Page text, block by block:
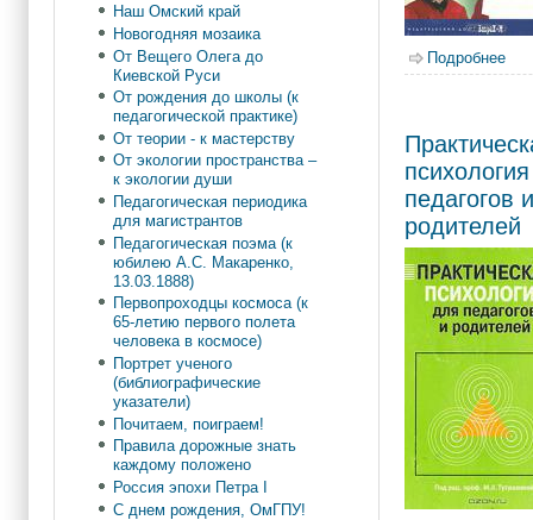
Подробнее
педагогов и
родителей
Наш Омский край
Новогодняя мозаика
От Вещего Олега до
Киевской Руси
От рождения до школы (к
педагогической практике)
От теории - к мастерству
От экологии пространства –
к экологии души
Педагогическая периодика
для магистрантов
Педагогическая поэма (к
юбилею А.С. Макаренко,
13.03.1888)
Первопроходцы космоса (к
65-летию первого полета
человека в космосе)
Портрет ученого
(библиографические
указатели)
Почитаем, поиграем!
Правила дорожные знать
каждому положено
Россия эпохи Петра I
С днем рождения, ОмГПУ!